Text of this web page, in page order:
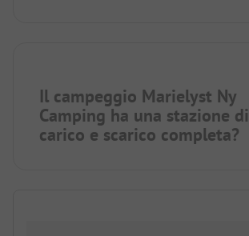
Il campeggio Marielyst Ny
Camping ha una stazione di
carico e scarico completa?